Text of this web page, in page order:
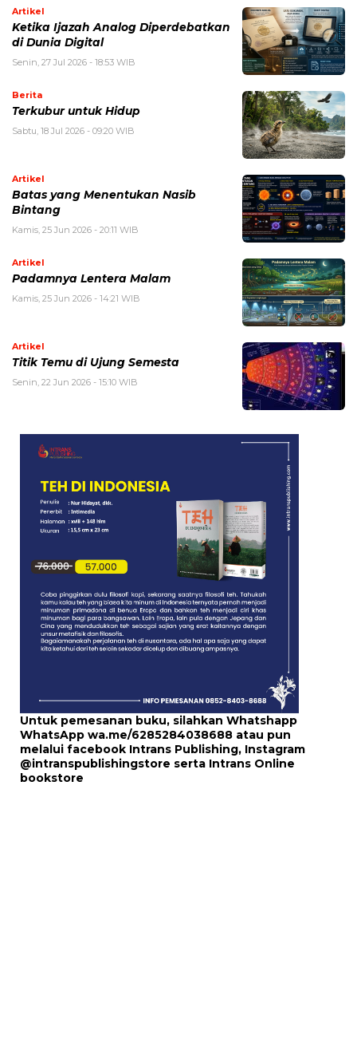
Artikel
Ketika Ijazah Analog Diperdebatkan
di Dunia Digital
Senin, 27 Jul 2026 - 18:53 WIB
Berita
Terkubur untuk Hidup
Sabtu, 18 Jul 2026 - 09:20 WIB
Artikel
Batas yang Menentukan Nasib
Bintang
Kamis, 25 Jun 2026 - 20:11 WIB
Artikel
Padamnya Lentera Malam
Kamis, 25 Jun 2026 - 14:21 WIB
Artikel
Titik Temu di Ujung Semesta
Senin, 22 Jun 2026 - 15:10 WIB
Untuk pemesanan buku, silahkan Whatshapp
WhatsApp wa.me/6285284038688 atau pun
melalui facebook Intrans Publishing, Instagram
@intranspublishingstore serta Intrans Online
bookstore